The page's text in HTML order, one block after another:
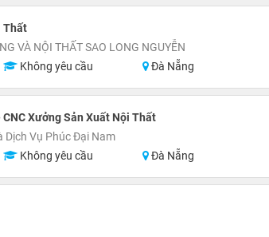
Thất
VÀ NỘI THẤT SAO LONG NGUYỄN
Không yêu cầu Đà Nẵng
Xưởng Sản Xuất Nội Thất
Dịch Vụ Phúc Đại Nam
Không yêu cầu Đà Nẵng